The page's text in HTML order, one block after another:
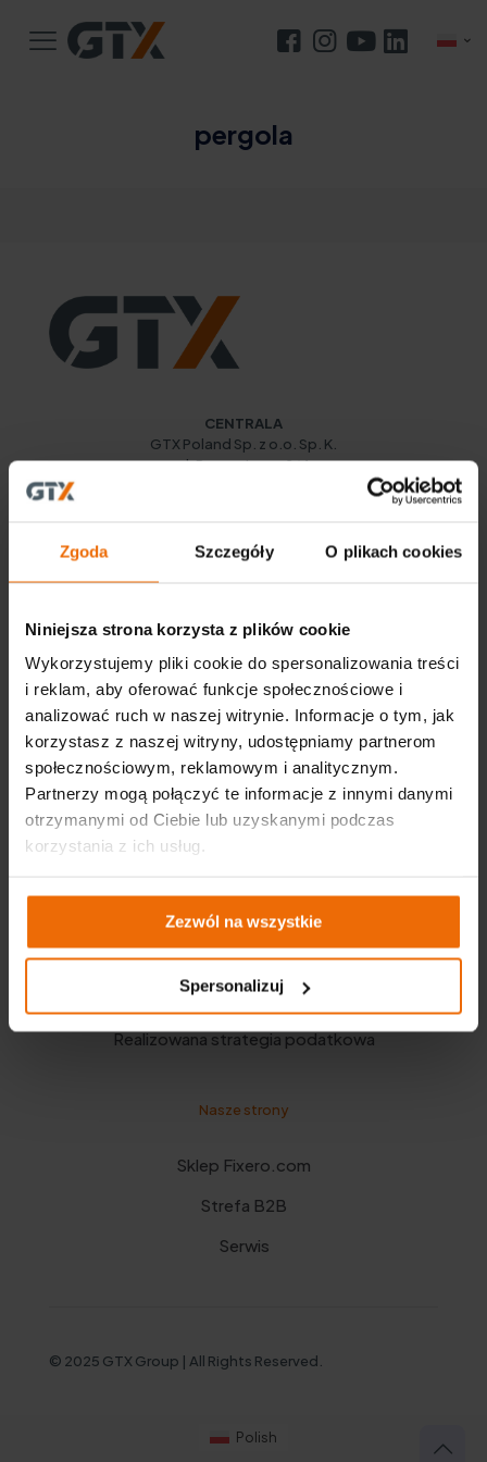
Zgoda Szczegóły O plikach cookies
Niniejsza strona korzysta z plików cookie
Wykorzystujemy pliki cookie do spersonalizowania treści
i reklam, aby oferować funkcje społecznościowe i
analizować ruch w naszej witrynie. Informacje o tym, jak
korzystasz z naszej witryny, udostępniamy partnerom
społecznościowym, reklamowym i analitycznym.
Partnerzy mogą połączyć te informacje z innymi danymi
otrzymanymi od Ciebie lub uzyskanymi podczas
korzystania z ich usług.
Zezwól na wszystkie
Spersonalizuj
pergola
CENTRALA
GTX Poland Sp. z o.o. Sp. K.
ul. Pograniczna 2/4
Ważne linki
Aktualności
Katalogi
Akademia GTX – warsztatowa wiedza dla
początkujących
Polityka prywatności
Realizowana strategia podatkowa
Nasze strony
Sklep Fixero.com
Strefa B2B
Serwis
© 2025 GTX Group | All Rights Reserved.
Polish